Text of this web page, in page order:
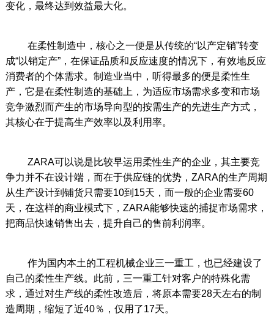
变化，最终达到效益最大化。
在柔性制造中，核心之一便是从传统的“以产定销”转变
成“以销定产”，在保证品质和反应速度的情况下，有效地反应
消费者的个体需求。制造业当中，听得最多的便是柔性生
产，它是在柔性制造的基础上，为适应市场需求多变和市场
竞争激烈而产生的市场导向型的按需生产的先进生产方式，
其核心在于提高生产效率以及利用率。
ZARA可以说是比较早运用柔性生产的企业，其主要竞
争力并不在设计端，而在于供应链的优势，ZARA的生产周期
从生产设计到铺货只需要10到15天，而一般的企业需要60
天，在这样的商业模式下，ZARA能够快速的捕捉市场需求，
把商品快速销售出去，提升自己的售前利润率。
作为国内本土的工程机械企业三一重工，也已经建设了
自己的柔性生产线。此前，三一重工针对客户的特殊化需
求，通过对生产线的柔性改造后，将原本需要28天左右的制
造周期，缩短了近40％，仅用了17天。